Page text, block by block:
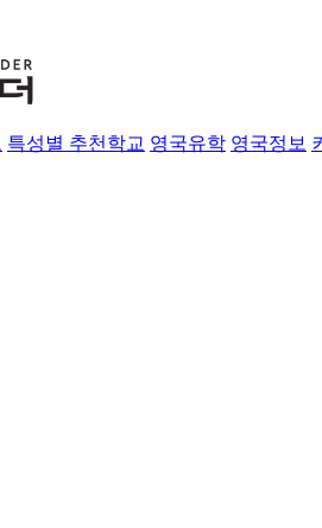
특성별 추천학교 영국유학 영국정보